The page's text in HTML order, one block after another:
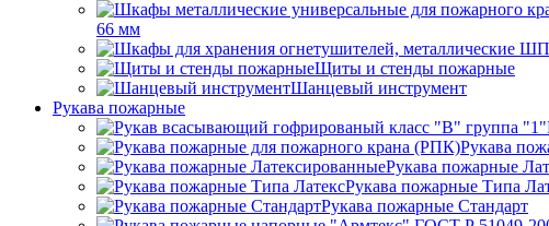
66 мм
Щиты и стенды пожарные
Шанцевый инструмент
Рукава пожарные
Рукава
Рукава пожарные
Рукава пожарные Типа
Рукава пожарные Стандарт